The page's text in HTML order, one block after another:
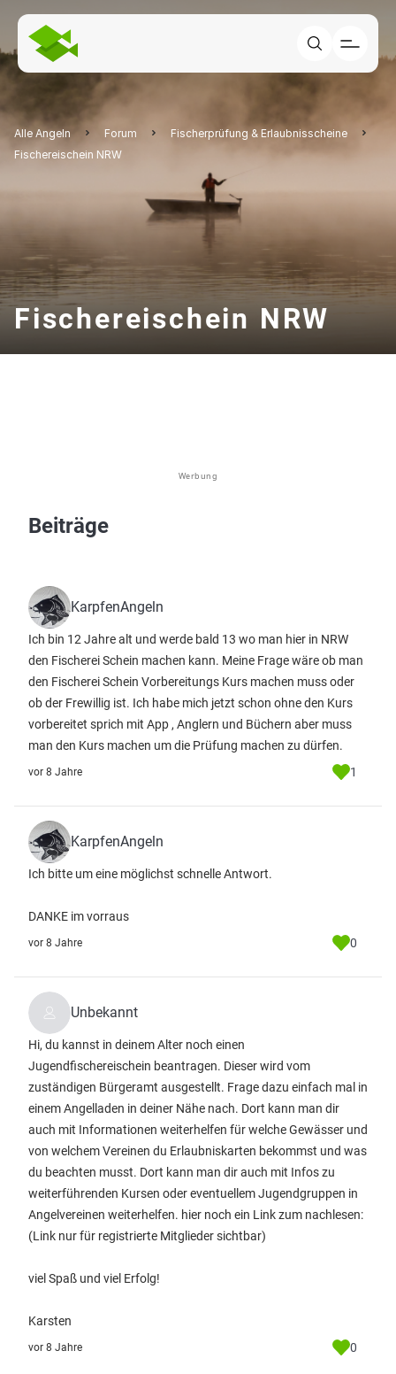
Alle Angeln Forum
Fischerprüfung & Erlaubnisscheine
Fischereischein NRW
Fischereischein NRW
Werbung
Beiträge
KarpfenAngeln
Ich bin 12 Jahre alt und werde bald 13 wo man hier in NRW
den Fischerei Schein machen kann. Meine Frage wäre ob man
den Fischerei Schein Vorbereitungs Kurs machen muss oder
ob der Frewillig ist. Ich habe mich jetzt schon ohne den Kurs
vorbereitet sprich mit App , Anglern und Büchern aber muss
man den Kurs machen um die Prüfung machen zu dürfen.
vor 8 Jahre 1
KarpfenAngeln
Ich bitte um eine möglichst schnelle Antwort.
DANKE im vorraus
vor 8 Jahre 0
Unbekannt
Hi, du kannst in deinem Alter noch einen
Jugendfischereischein beantragen. Dieser wird vom
zuständigen Bürgeramt ausgestellt. Frage dazu einfach mal in
einem Angelladen in deiner Nähe nach. Dort kann man dir
auch mit Informationen weiterhelfen für welche Gewässer und
von welchem Vereinen du Erlaubniskarten bekommst und was
du beachten musst. Dort kann man dir auch mit Infos zu
weiterführenden Kursen oder eventuellem Jugendgruppen in
Angelvereinen weiterhelfen. hier noch ein Link zum nachlesen:
(Link nur für registrierte Mitglieder sichtbar)
viel Spaß und viel Erfolg!
Karsten
vor 8 Jahre 0